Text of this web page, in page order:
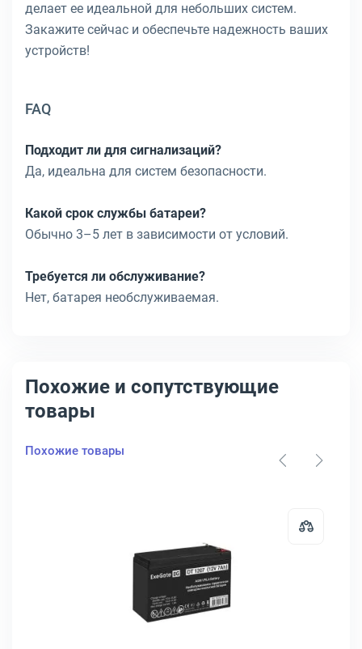
делает ее идеальной для небольших систем.
Закажите сейчас и обеспечьте надежность ваших
устройств!
FAQ
Подходит ли для сигнализаций?
Да, идеальна для систем безопасности.
Какой срок службы батареи?
Обычно 3–5 лет в зависимости от условий.
Требуется ли обслуживание?
Нет, батарея необслуживаемая.
Похожие и сопутствующие
товары
Похожие товары
ИБП Exegate GP 12075, EP234538RUSОткрыть товар: Батарея для ИБП